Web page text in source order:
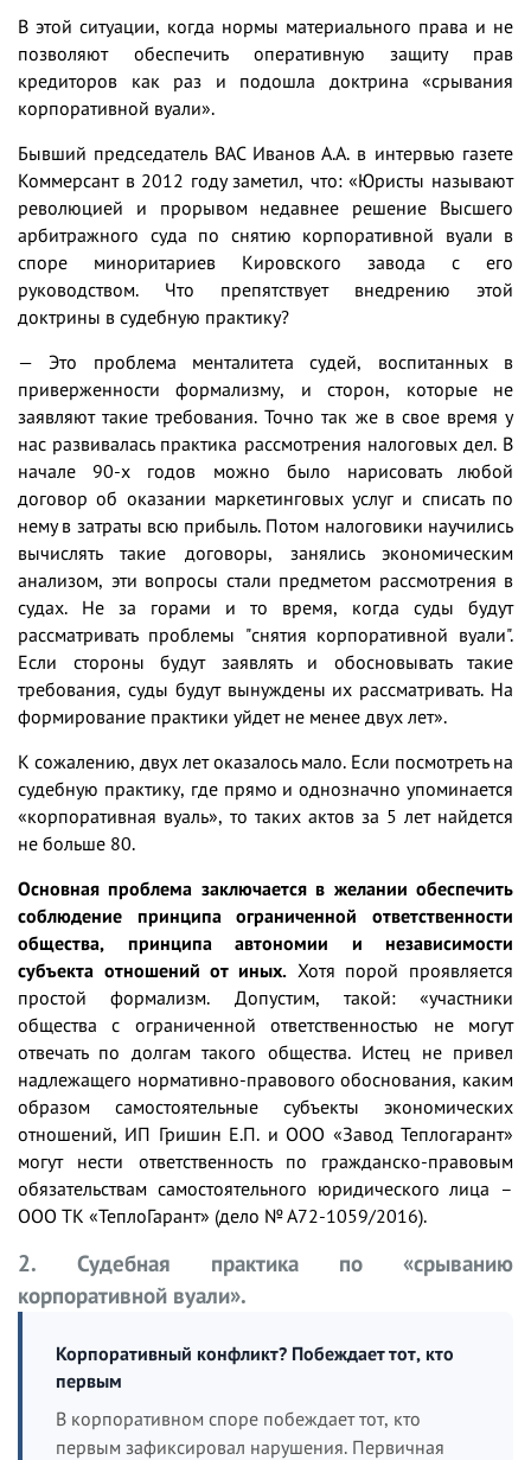
В этой ситуации, когда нормы материального права и не
позволяют обеспечить оперативную защиту прав
кредиторов как раз и подошла доктрина «срывания
корпоративной вуали».
Бывший председатель ВАС Иванов А.А. в интервью газете
Коммерсант в 2012 году заметил, что: «Юристы называют
революцией и прорывом недавнее решение Высшего
арбитражного суда по снятию корпоративной вуали в
споре миноритариев Кировского завода с его
руководством. Что препятствует внедрению этой
доктрины в судебную практику?
—Это проблема менталитета судей, воспитанных в
приверженности формализму, и сторон, которые не
заявляют такие требования. Точно так же в свое время у
нас развивалась практика рассмотрения налоговых дел. В
начале 90-х годов можно было нарисовать любой
договор об оказании маркетинговых услуг и списать по
нему в затраты всю прибыль. Потом налоговики научились
вычислять такие договоры, занялись экономическим
анализом, эти вопросы стали предметом рассмотрения в
судах. Не за горами и то время, когда суды будут
рассматривать проблемы "снятия корпоративной вуали".
Если стороны будут заявлять и обосновывать такие
требования, суды будут вынуждены их рассматривать. На
формирование практики уйдет не менее двух лет».
К сожалению, двух лет оказалось мало. Если посмотреть на
судебную практику, где прямо и однозначно упоминается
«корпоративная вуаль», то таких актов за 5 лет найдется
не больше 80.
Основная проблема заключается в желании обеспечить
соблюдение принципа ограниченной ответственности
общества, принципа автономии и независимости
субъекта отношений от иных. Хотя порой проявляется
простой формализм. Допустим, такой: «участники
общества с ограниченной ответственностью не могут
отвечать по долгам такого общества. Истец не привел
надлежащего нормативно-правового обоснования, каким
образом самостоятельные субъекты экономических
отношений, ИП Гришин Е.П. и ООО «Завод Теплогарант»
могут нести ответственность по гражданско-правовым
обязательствам самостоятельного юридического лица –
ООО ТК «ТеплоГарант» (дело № А72-1059/2016).
2. Судебная практика по «срыванию
корпоративной вуали».
Корпоративный конфликт? Побеждает тот, кто
первым
В корпоративном споре побеждает тот, кто
первым зафиксировал нарушения. Первичная